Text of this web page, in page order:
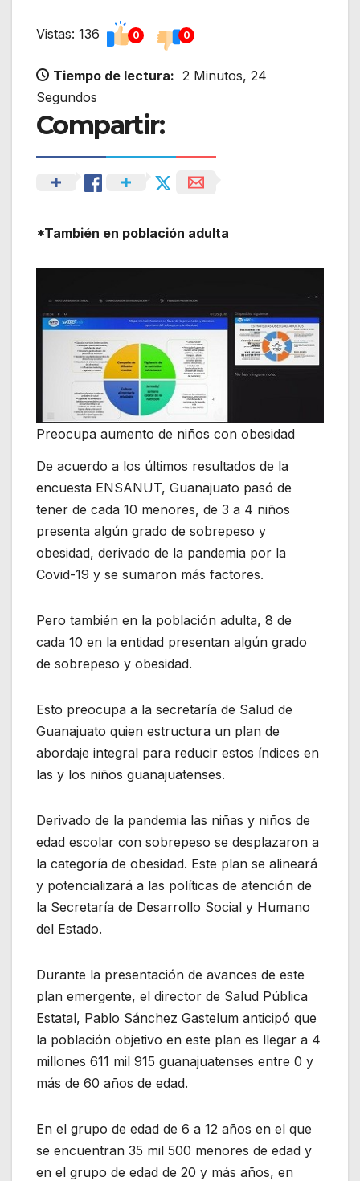
Vistas: 136 0 0
Tiempo de lectura: 2 Minutos, 24
Segundos
Compartir:
*También en población adulta
Preocupa aumento de niños con obesidad
De acuerdo a los últimos resultados de la
encuesta ENSANUT, Guanajuato pasó de
tener de cada 10 menores, de 3 a 4 niños
presenta algún grado de sobrepeso y
obesidad, derivado de la pandemia por la
Covid-19 y se sumaron más factores.
Pero también en la población adulta, 8 de
cada 10 en la entidad presentan algún grado
de sobrepeso y obesidad.
Esto preocupa a la secretaría de Salud de
Guanajuato quien estructura un plan de
abordaje integral para reducir estos índices en
las y los niños guanajuatenses.
Derivado de la pandemia las niñas y niños de
edad escolar con sobrepeso se desplazaron a
la categoría de obesidad. Este plan se alineará
y potencializará a las políticas de atención de
la Secretaría de Desarrollo Social y Humano
del Estado.
Durante la presentación de avances de este
plan emergente, el director de Salud Pública
Estatal, Pablo Sánchez Gastelum anticipó que
la población objetivo en este plan es llegar a 4
millones 611 mil 915 guanajuatenses entre 0 y
más de 60 años de edad.
En el grupo de edad de 6 a 12 años en el que
se encuentran 35 mil 500 menores de edad y
en el grupo de edad de 20 y más años, en